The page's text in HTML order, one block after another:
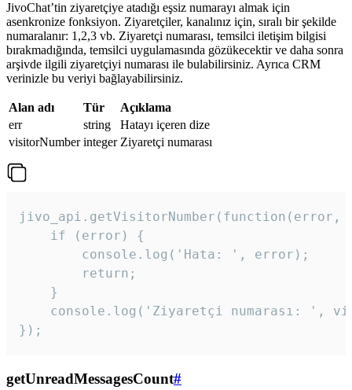
JivoChat’tin ziyaretçiye atadığı eşsiz numarayı almak için
asenkronize fonksiyon. Ziyaretçiler, kanalınız için, sıralı bir şekilde
numaralanır: 1,2,3 vb. Ziyaretçi numarası, temsilci iletişim bilgisi
bırakmadığında, temsilci uygulamasında gözükecektir ve daha sonra
arşivde ilgili ziyaretçiyi numarası ile bulabilirsiniz. Ayrıca CRM
verinizle bu veriyi bağlayabilirsiniz.
Alan adı Tür
Açıklama
err
string
Hatayı içeren dize
visitorNumber integer Ziyaretçi numarası
jivo_api.getVisitorNumber(function(error,
    if (error) {
        console.log('Hata: ', error);
        return;
    }
console.log('Ziyaretçi numarası: ',
});
getUnreadMessagesCount#